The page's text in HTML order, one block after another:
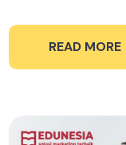
READ MORE